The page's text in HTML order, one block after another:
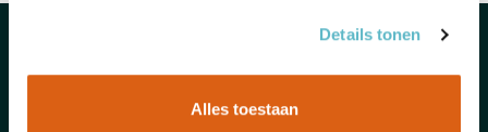
Details tonen
Alles toestaan
INFORMATIE